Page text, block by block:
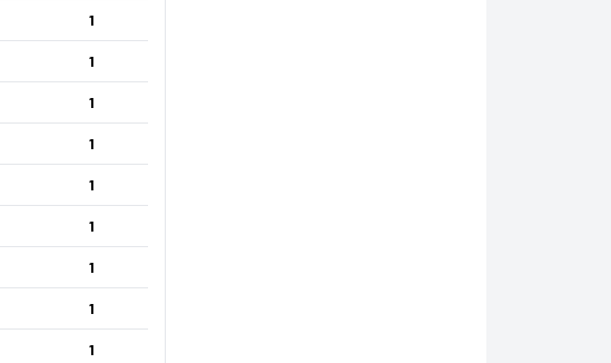
1
1
1
1
1
1
1
1
1